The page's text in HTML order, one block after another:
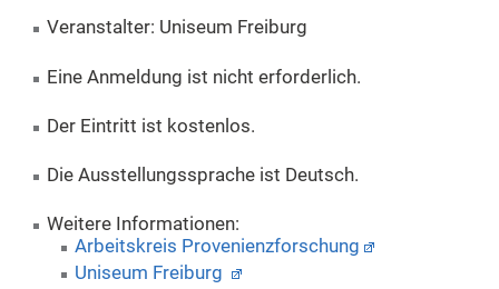
Veranstalter: Uniseum Freiburg
Eine Anmeldung ist nicht erforderlich.
Der Eintritt ist kostenlos.
Die Ausstellungssprache ist Deutsch.
Weitere Informationen:
Arbeitskreis Provenienzforschung
Uniseum Freiburg